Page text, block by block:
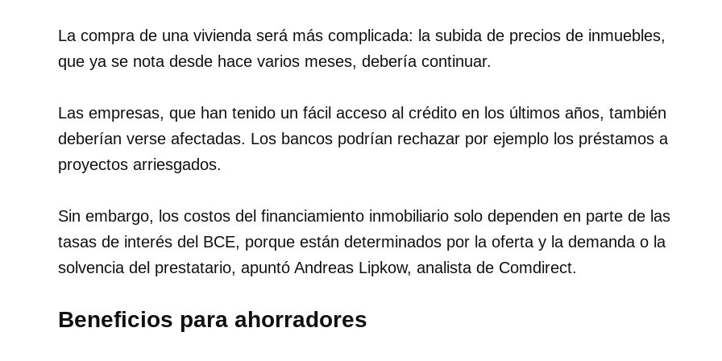
La compra de una vivienda será más complicada: la subida de precios de inmuebles,
que ya se nota desde hace varios meses, debería continuar.
Las empresas, que han tenido un fácil acceso al crédito en los últimos años, también
deberían verse afectadas. Los bancos podrían rechazar por ejemplo los préstamos a
proyectos arriesgados.
Sin embargo, los costos del financiamiento inmobiliario solo dependen en parte de las
tasas de interés del BCE, porque están determinados por la oferta y la demanda o la
solvencia del prestatario, apuntó Andreas Lipkow, analista de Comdirect.
Beneficios para ahorradores